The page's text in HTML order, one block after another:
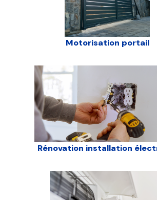
Motorisation portail
Rénovation installation